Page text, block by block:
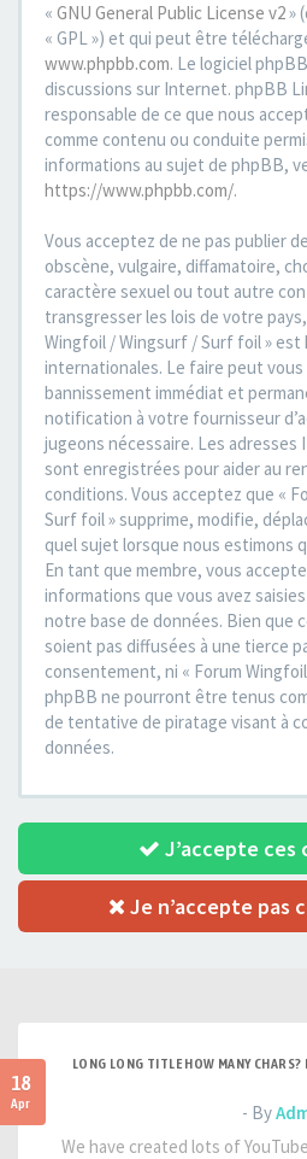
« GNU General Public License v2»
« GPL ») et qui peut être
www.phpbb.com. Le logiciel
discussions sur Internet. phpBB
responsable de ce que nous
comme contenu ou conduite
informations au sujet de phpBB,
https://www.phpbb.com/.
Vous acceptez de ne pas publier
obscène, vulgaire, diffamatoire,
caractère sexuel ou tout autre
transgresser les lois de votre
Wingfoil / Wingsurf / Surf foil » est
internationales. Le faire peut vous
bannissement immédiat et
notification à votre fournisseur
jugeons nécessaire. Les adresses
sont enregistrées pour aider au
conditions. Vous acceptez que «
Surf foil » supprime, modifie,
quel sujet lorsque nous estimons
En tant que membre, vous
informations que vous avez
notre base de données. Bien que
soient pas diffusées à une tierce
consentement, ni « Forum
phpBB ne pourront être tenus
de tentative de piratage visant à
données.
J’accepte ces
Je n’accepte pas
18
Apr
LONG LONG TITLE HOW MANY CHARS?
- By
We have created lots of